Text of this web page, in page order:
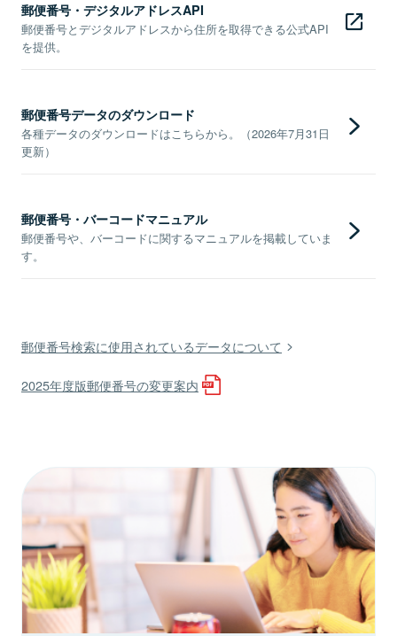
郵便番号・デジタルアドレスAPI
郵便番号とデジタルアドレスから住所を取得できる公式API
を提供。
郵便番号データのダウンロード
各種データのダウンロードはこちらから。（2026年7月31日
更新）
郵便番号・バーコードマニュアル
郵便番号や、バーコードに関するマニュアルを掲載していま
す。
郵便番号検索に使用されているデータについて
2025年度版郵便番号の変更案内